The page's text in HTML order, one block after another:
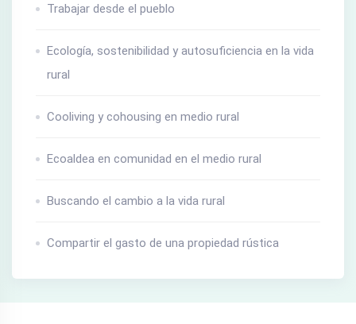
Trabajar desde el pueblo
Ecología, sostenibilidad y autosuficiencia en la vida
rural
Cooliving y cohousing en medio rural
Ecoaldea en comunidad en el medio rural
Buscando el cambio a la vida rural
Compartir el gasto de una propiedad rústica